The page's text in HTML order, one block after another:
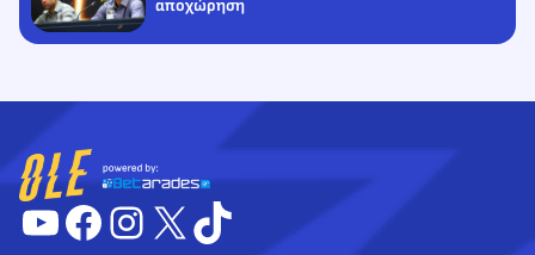
αποχώρηση
YouTube
Facebook
Instagram
X TikTok